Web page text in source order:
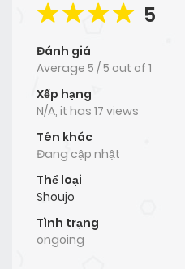
5
Đánh giá
Average 5 /5 out of 1
Xếp hạng
N/A, it has 17 views
Tên khác
Đang cập nhật
Thể loại
Shoujo
Tình trạng
ongoing